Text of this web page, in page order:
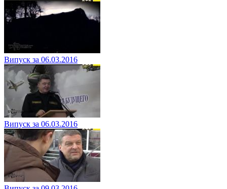
Випуск за 06.03.2016
Випуск за 06.03.2016